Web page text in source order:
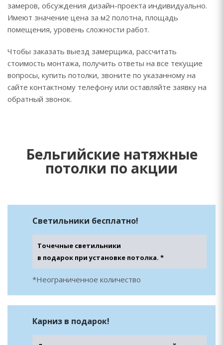
замеров, обсуждения дизайн-проекта индивидуально.
Имеют значение цена за м2 полотна, площадь
помещения, уровень сложности работ.
Чтобы заказать выезд замерщика, рассчитать
стоимость монтажа, получить ответы на все текущие
вопросы, купить потолки, звоните по указанному на
сайте контактному телефону или оставляйте заявку на
обратный звонок.
Бельгийские натяжные
потолки по акции
Светильники бесплатно!
Точечные светильники
в подарок при установке потолка. *
*Неограниченное количество
Карниз в подарок!